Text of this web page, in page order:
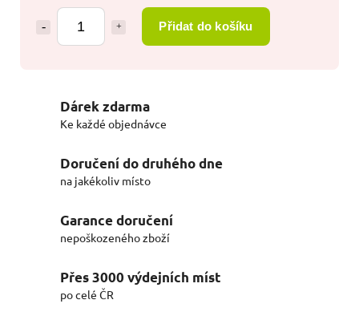
Přidat do košíku
Dárek zdarma
Ke každé objednávce
Doručení do druhého dne
na jakékoliv místo
Garance doručení
nepoškozeného zboží
Přes 3000 výdejních míst
po celé ČR